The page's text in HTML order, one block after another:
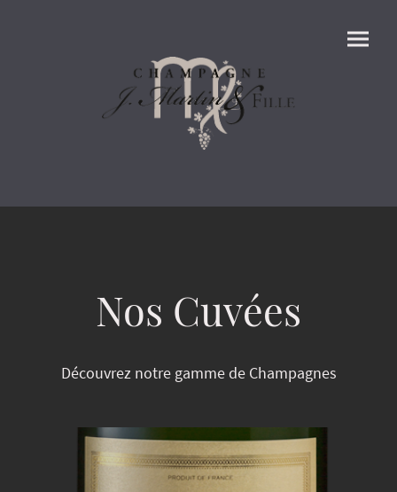
Nos Cuvées
Découvrez notre gamme de Champagnes